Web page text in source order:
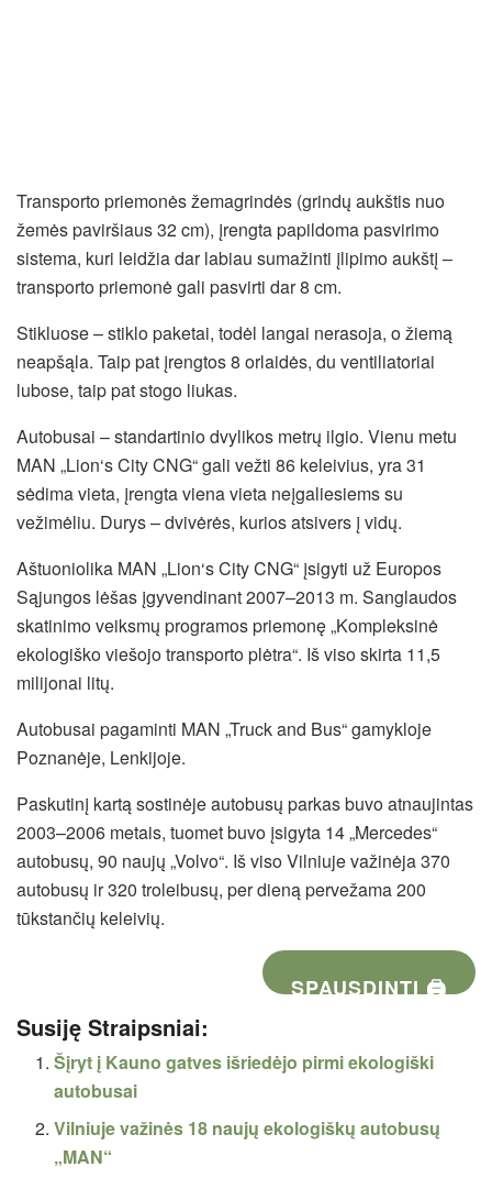
Transporto priemonės žemagrindės (grindų aukštis nuo
žemės paviršiaus 32 cm), įrengta papildoma pasvirimo
sistema, kuri leidžia dar labiau sumažinti įlipimo aukštį –
transporto priemonė gali pasvirti dar 8 cm.
Stikluose – stiklo paketai, todėl langai nerasoja, o žiemą
neapšąla. Taip pat įrengtos 8 orlaidės, du ventiliatoriai
lubose, taip pat stogo liukas.
Autobusai – standartinio dvylikos metrų ilgio. Vienu metu
MAN „Lion‘s City CNG“ gali vežti 86 keleivius, yra 31
sėdima vieta, įrengta viena vieta neįgaliesiems su
vežimėliu. Durys – dvivėrės, kurios atsivers į vidų.
Aštuoniolika MAN „Lion‘s City CNG“ įsigyti už Europos
Sąjungos lėšas įgyvendinant 2007–2013 m. Sanglaudos
skatinimo veiksmų programos priemonę „Kompleksinė
ekologiško viešojo transporto plėtra“. Iš viso skirta 11,5
milijonai litų.
Autobusai pagaminti MAN „Truck and Bus“ gamykloje
Poznanėje, Lenkijoje.
Paskutinį kartą sostinėje autobusų parkas buvo atnaujintas
2003–2006 metais, tuomet buvo įsigyta 14 „Mercedes“
autobusų, 90 naujų „Volvo“. Iš viso Vilniuje važinėja 370
autobusų ir 320 troleibusų, per dieną pervežama 200
tūkstančių keleivių.
SPAUSDINTI 🖨
Susiję Straipsniai:
Šįryt į Kauno gatves išriedėjo pirmi ekologiški
autobusai
Vilniuje važinės 18 naujų ekologiškų autobusų
„MAN“